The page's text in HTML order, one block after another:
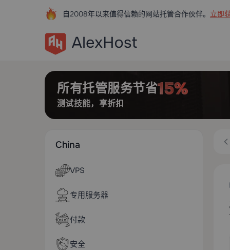
自2008年以来值得信赖的网站托管合作伙伴。 立即
所有托管服务节省
测试技能，享折扣
China
VPS
专用服务器
付款
安全